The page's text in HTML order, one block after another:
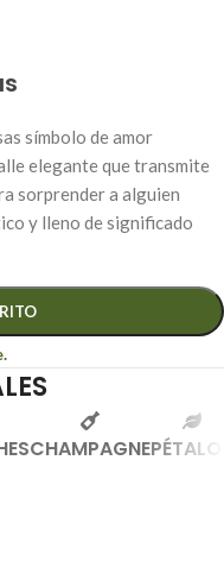
símbolo de amor
elegante que transmite
sorprender a alguien
y lleno de significado
CHAMPAGNE